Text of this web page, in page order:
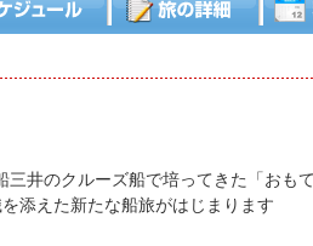
井のクルーズ船で培ってきた「おも
添えた新たな船旅がはじまります